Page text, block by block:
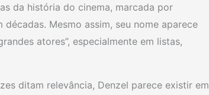
da história do cinema, marcada por
Mesmo assim, seu nome aparece
atores”, especialmente em listas,
ditam relevância, Denzel parece existir em